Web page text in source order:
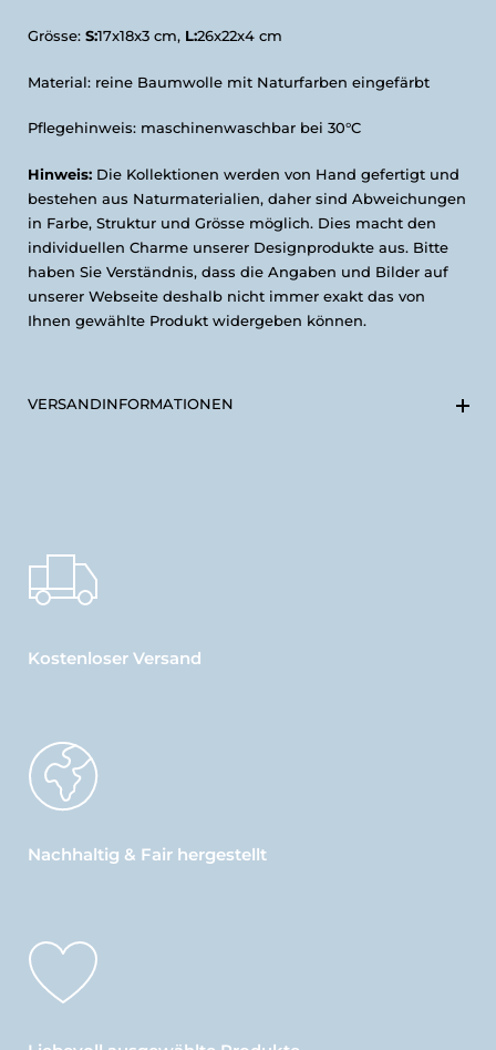
Grösse: S:17x18x3 cm, L:26x22x4 cm
Material: reine Baumwolle mit Naturfarben eingefärbt
Pflegehinweis: maschinenwaschbar bei 30°C
Hinweis: Die Kollektionen werden von Hand gefertigt und
bestehen aus Naturmaterialien, daher sind Abweichungen
in Farbe, Struktur und Grösse möglich. Dies macht den
individuellen Charme unserer Designprodukte aus. Bitte
haben Sie Verständnis, dass die Angaben und Bilder auf
unserer Webseite deshalb nicht immer exakt das von
Ihnen gewählte Produkt widergeben können.
VERSANDINFORMATIONEN
Kostenloser Versand
Nachhaltig & Fair hergestellt